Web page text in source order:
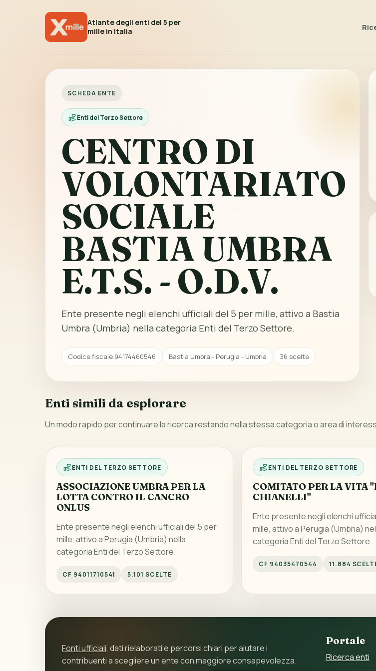
Atlante degli enti del 5 per
mille in Italia
SCHEDA ENTE
Enti del Terzo Settore
CENTRO DI
VOLONTARIATO
SOCIALE
BASTIA UMBRA
E.T.S. - O.D.V.
Ente presente negli elenchi ufficiali del 5 per mille, attivo a Bastia
Umbra (Umbria) nella categoria Enti del Terzo Settore.
Codice fiscale 94174460546 Bastia Umbra - Perugia - Umbria 36 scelte
Enti simili da esplorare
Un modo rapido per continuare la ricerca restando nella stessa categoria o area di
ENTI DEL TERZO SETTORE
ASSOCIAZIONE UMBRA PER LA
LOTTA CONTRO IL CANCRO
ONLUS
Ente presente negli elenchi ufficiali del 5 per
mille, attivo a Perugia (Umbria) nella
categoria Enti del Terzo Settore.
CF 94011710541 5.101 SCELTE
ENTI DEL TERZO SETTORE
COMITATO PER LA VITA
CHIANELLI"
Ente presente negli elenchi
mille, attivo a Perugia (Umbria)
categoria Enti del Terzo Settore.
CF 94035470544 11.884
Fonti ufficiali, dati rielaborati e percorsi chiari per aiutare i
contribuenti a scegliere un ente con maggiore consapevolezza.
Portale
Ricerca enti